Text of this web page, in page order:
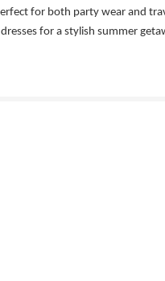
for both party wear and
for a stylish summer